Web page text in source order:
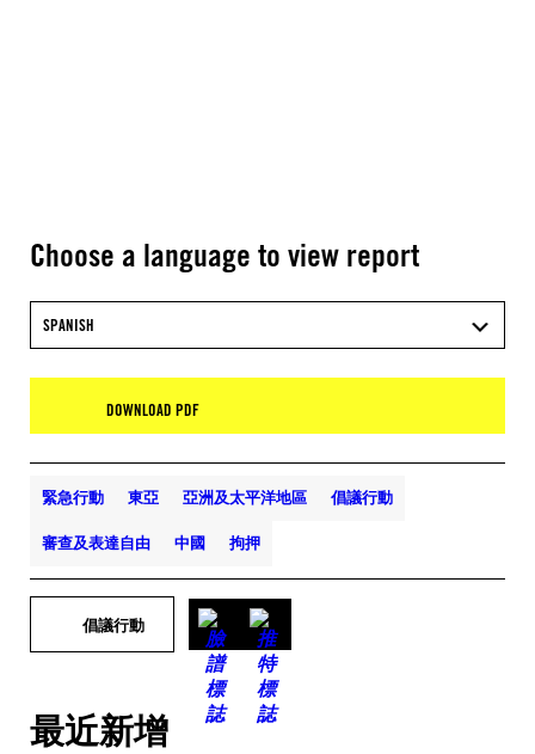
Choose a language to view report
SPANISH
DOWNLOAD PDF
緊急行動 東亞 亞洲及太平洋地區 倡議行動
審查及表達自由 中國 拘押
倡議行動
最近新增